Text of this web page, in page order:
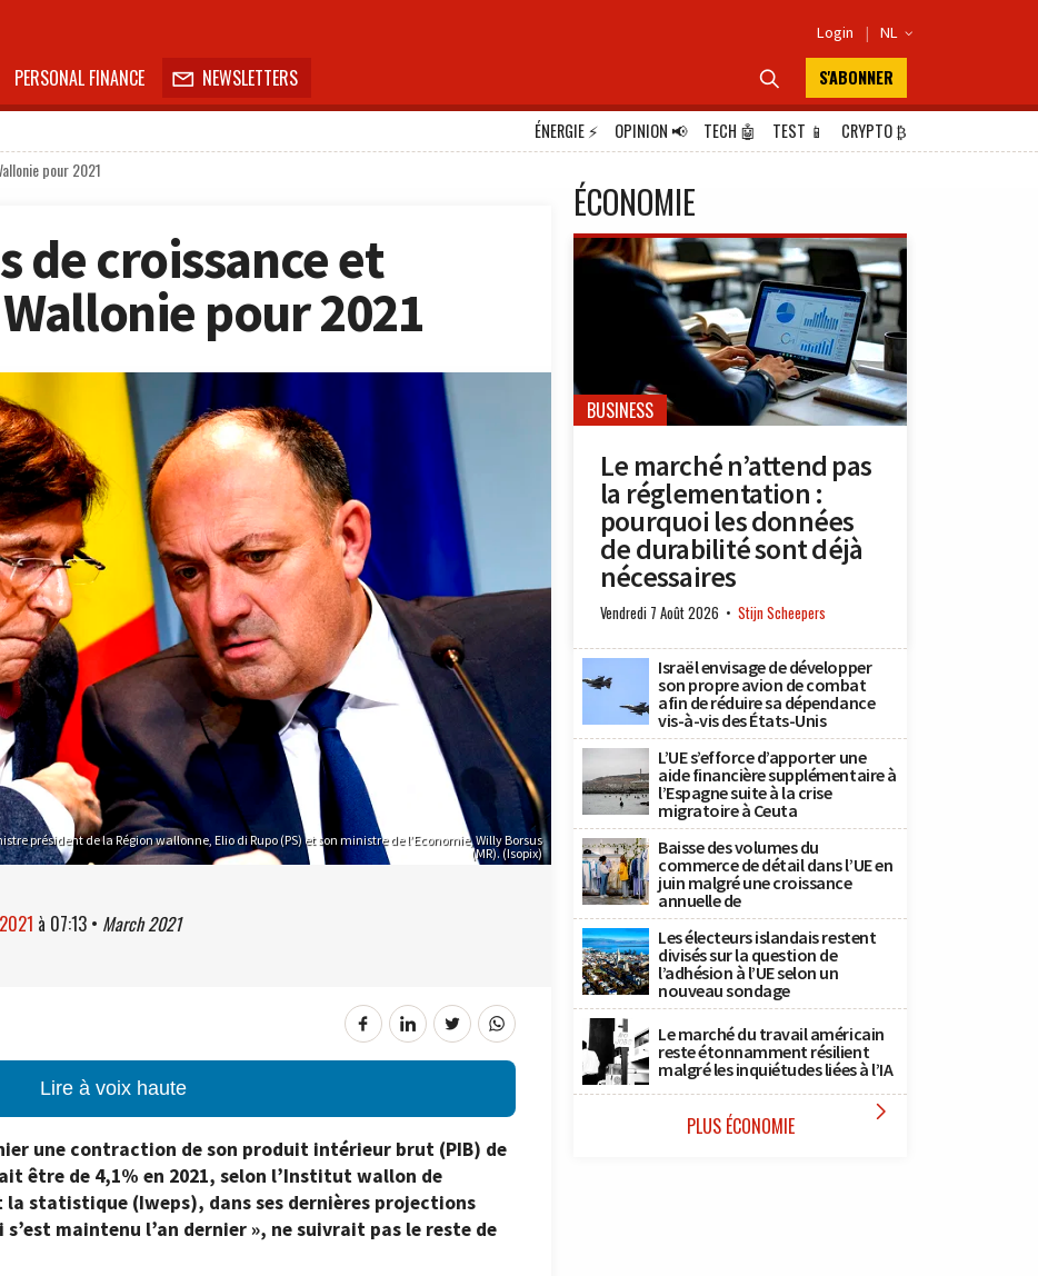
Login | NL 
PERSONAL FINANCE  NEWSLETTERS  S'ABONNER
ÉNERGIE⚡ OPINION📢 TECH 🤖 TEST 📱 CRYPTO₿
pour 2021
de croissance et
pour 2021
président de la Région wallonne, Elio di Rupo (PS) et son ministre de l’Economie, Willy Borsus
(MR). (Isopix)
à 07:13 • March 2021
Lire à voix haute
une contraction de son produit intérieur brut (PIB) de
être de 4,1% en 2021, selon l’Institut wallon de
statistique (Iweps), dans ses dernières projections
s’est maintenu l’an dernier », ne suivrait pas le reste de
ÉCONOMIE
BUSINESS
Le marché n’attend pas
la réglementation :
pourquoi les données
de durabilité sont déjà
nécessaires
Vendredi 7 Août 2026 Stijn Scheepers
Israël envisage de développer
son propre avion de combat
afin de réduire sa dépendance
vis-à-vis des États-Unis
L’UE s’efforce d’apporter une
aide financière supplémentaire à
l’Espagne suite à la crise
migratoire à Ceuta
Baisse des volumes du
commerce de détail dans l’UE en
juin malgré une croissance
annuelle de
Les électeurs islandais restent
divisés sur la question de
l’adhésion à l’UE selon un
nouveau sondage
Le marché du travail américain
reste étonnamment résilient
malgré les inquiétudes liées à l’IA
PLUS ÉCONOMIE 